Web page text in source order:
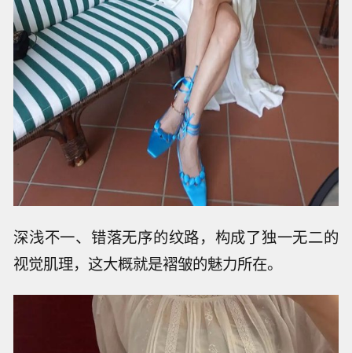
深浅不一、错落无序的纹路，构成了独一无二的
视觉肌理，这大概就是褶皱的魅力所在。